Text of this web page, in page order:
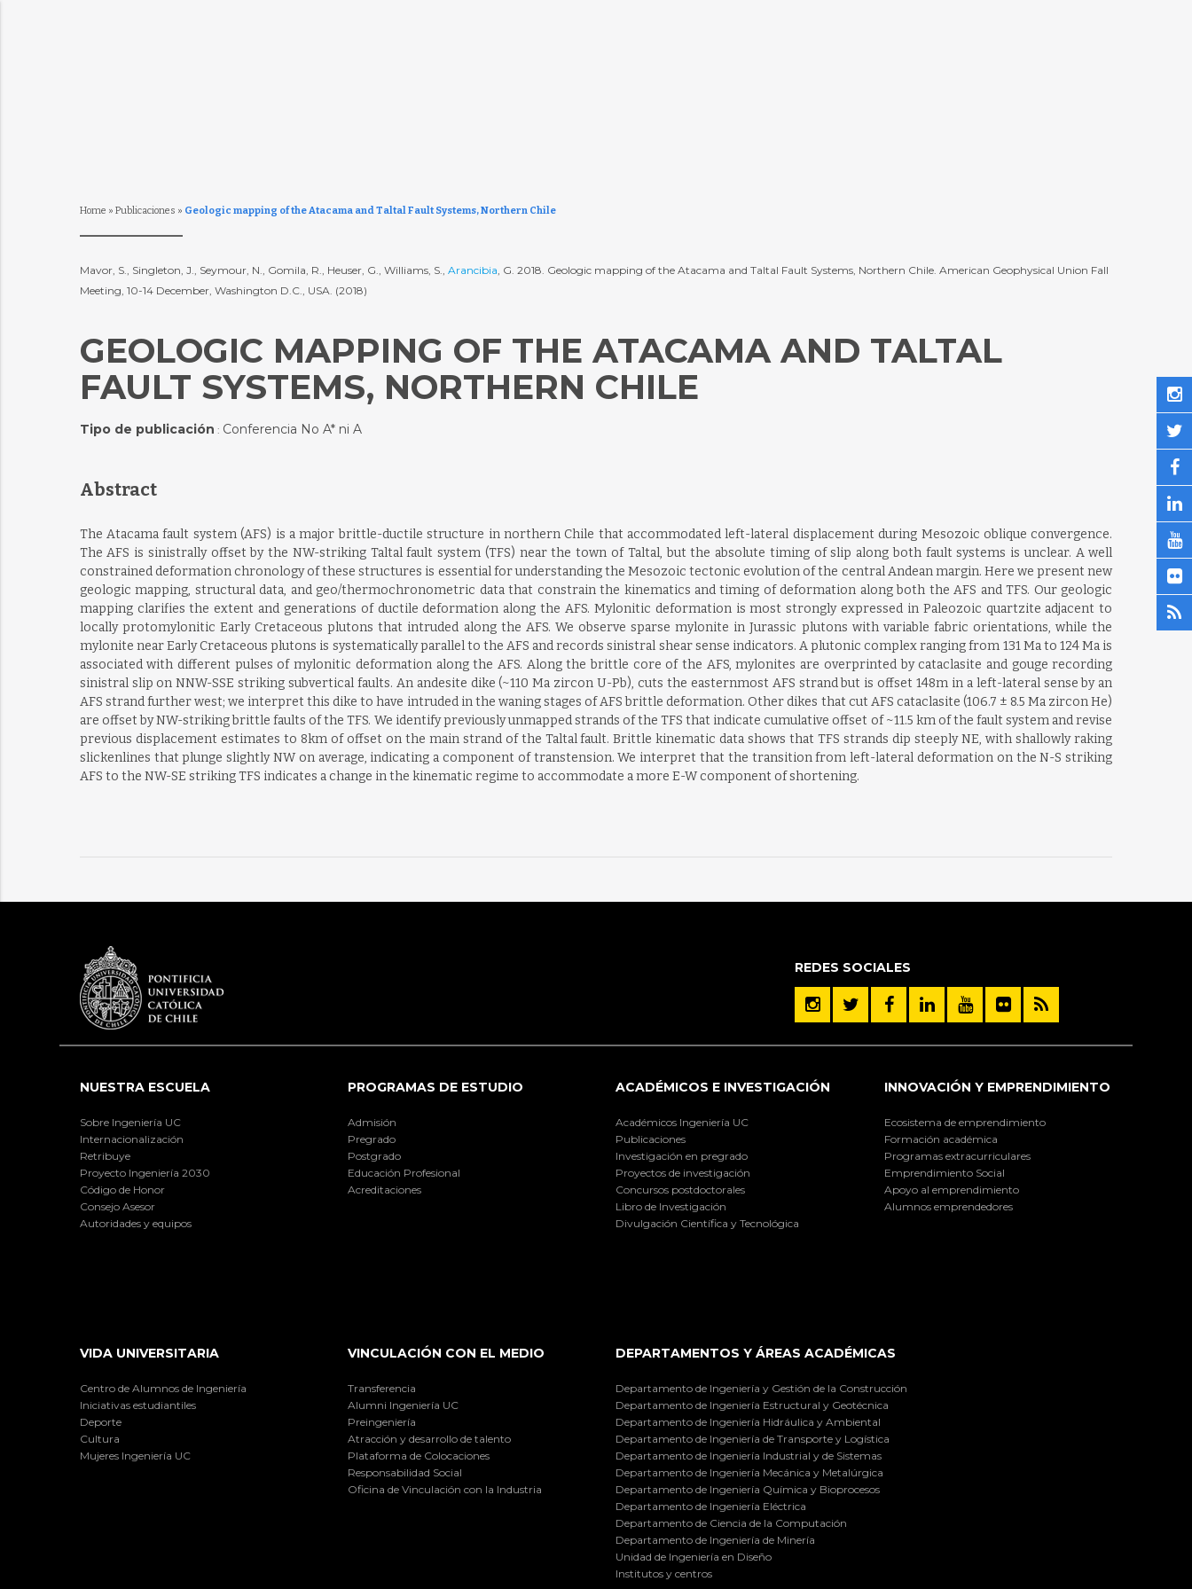
Home » Publicaciones » Geologic mapping of the Atacama and Taltal Fault Systems, Northern Chile
Mavor, S., Singleton, J., Seymour, N., Gomila, R., Heuser, G., Williams, S., Arancibia, G. 2018. Geologic mapping of the Atacama and Taltal Fault Systems, Northern Chile. American Geophysical Union Fall
Meeting, 10-14 December, Washington D.C., USA. (2018)
GEOLOGIC MAPPING OF THE ATACAMA AND TALTAL
FAULT SYSTEMS, NORTHERN CHILE
Tipo de publicación : Conferencia No A* ni A
Abstract
The Atacama fault system (AFS) is a major brittle-ductile structure in northern Chile that accommodated left-lateral displacement during Mesozoic oblique convergence.
The AFS is sinistrally offset by the NW-striking Taltal fault system (TFS) near the town of Taltal, but the absolute timing of slip along both fault systems is unclear. A well
constrained deformation chronology of these structures is essential for understanding the Mesozoic tectonic evolution of the central Andean margin. Here we present new
geologic mapping, structural data, and geo/thermochronometric data that constrain the kinematics and timing of deformation along both the AFS and TFS. Our geologic
mapping clarifies the extent and generations of ductile deformation along the AFS. Mylonitic deformation is most strongly expressed in Paleozoic quartzite adjacent to
locally protomylonitic Early Cretaceous plutons that intruded along the AFS. We observe sparse mylonite in Jurassic plutons with variable fabric orientations, while the
mylonite near Early Cretaceous plutons is systematically parallel to the AFS and records sinistral shear sense indicators. A plutonic complex ranging from 131 Ma to 124 Ma is
associated with different pulses of mylonitic deformation along the AFS. Along the brittle core of the AFS, mylonites are overprinted by cataclasite and gouge recording
sinistral slip on NNW-SSE striking subvertical faults. An andesite dike (~110 Ma zircon U-Pb), cuts the easternmost AFS strand but is offset 148m in a left-lateral sense by an
AFS strand further west; we interpret this dike to have intruded in the waning stages of AFS brittle deformation. Other dikes that cut AFS cataclasite (106.7 ± 8.5 Ma zircon He)
are offset by NW-striking brittle faults of the TFS. We identify previously unmapped strands of the TFS that indicate cumulative offset of ~11.5 km of the fault system and revise
previous displacement estimates to 8km of offset on the main strand of the Taltal fault. Brittle kinematic data shows that TFS strands dip steeply NE, with shallowly raking
slickenlines that plunge slightly NW on average, indicating a component of transtension. We interpret that the transition from left-lateral deformation on the N-S striking
AFS to the NW-SE striking TFS indicates a change in the kinematic regime to accommodate a more E-W component of shortening.
REDES SOCIALES
NUESTRA ESCUELA
Sobre Ingeniería UC
Internacionalización
Retribuye
Proyecto Ingeniería 2030
Código de Honor
Consejo Asesor
Autoridades y equipos
PROGRAMAS DE ESTUDIO
Admisión
Pregrado
Postgrado
Educación Profesional
Acreditaciones
ACADÉMICOS E INVESTIGACIÓN
Académicos Ingeniería UC
Publicaciones
Investigación en pregrado
Proyectos de investigación
Concursos postdoctorales
Libro de Investigación
Divulgación Científica y Tecnológica
INNOVACIÓN Y EMPRENDIMIENTO
Ecosistema de emprendimiento
Formación académica
Programas extracurriculares
Emprendimiento Social
Apoyo al emprendimiento
Alumnos emprendedores
VIDA UNIVERSITARIA
Centro de Alumnos de Ingeniería
Iniciativas estudiantiles
Deporte
Cultura
Mujeres Ingeniería UC
VINCULACIÓN CON EL MEDIO
Transferencia
Alumni Ingeniería UC
Preingeniería
Atracción y desarrollo de talento
Plataforma de Colocaciones
Responsabilidad Social
Oficina de Vinculación con la Industria
DEPARTAMENTOS Y ÁREAS ACADÉMICAS
Departamento de Ingeniería y Gestión de la Construcción
Departamento de Ingeniería Estructural y Geotécnica
Departamento de Ingeniería Hidráulica y Ambiental
Departamento de Ingeniería de Transporte y Logística
Departamento de Ingeniería Industrial y de Sistemas
Departamento de Ingeniería Mecánica y Metalúrgica
Departamento de Ingeniería Química y Bioprocesos
Departamento de Ingeniería Eléctrica
Departamento de Ciencia de la Computación
Departamento de Ingeniería de Minería
Unidad de Ingeniería en Diseño
Institutos y centros